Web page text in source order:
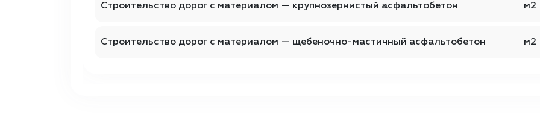
Строительство дорог с материалом — крупнозернистый асфальтобетон м2
Строительство дорог с материалом — щебеночно-мастичный асфальтобетон м2